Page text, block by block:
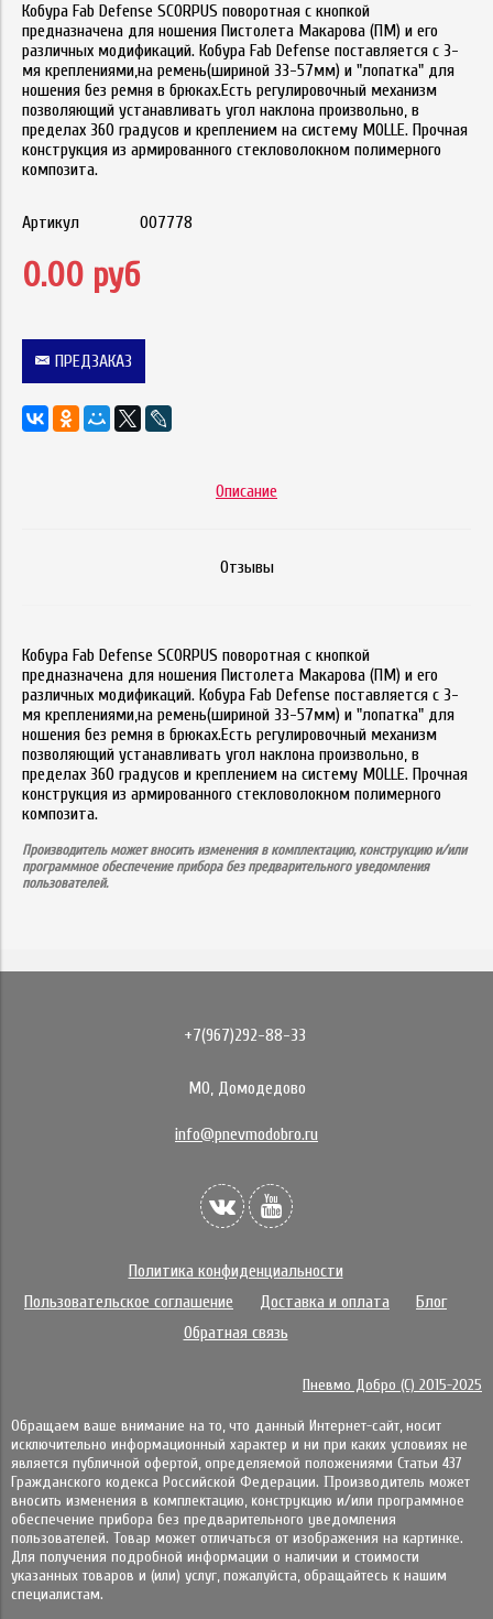
Кобура Fab Defense SCORPUS поворотная с кнопкой
предназначена для ношения Пистолета Макарова (ПМ) и его
различных модификаций. Кобура Fab Defense поставляется с 3-
мя креплениями,на ремень(шириной 33-57мм) и "лопатка" для
ношения без ремня в брюках.Есть регулировочный механизм
позволяющий устанавливать угол наклона произвольно, в
пределах 360 градусов и креплением на систему MOLLE. Прочная
конструкция из армированного стекловолокном полимерного
композита.
Артикул 007778
0.00 руб
ПРЕДЗАКАЗ
Описание
Отзывы
Кобура Fab Defense SCORPUS поворотная с кнопкой
предназначена для ношения Пистолета Макарова (ПМ) и его
различных модификаций. Кобура Fab Defense поставляется с 3-
мя креплениями,на ремень(шириной 33-57мм) и "лопатка" для
ношения без ремня в брюках.Есть регулировочный механизм
позволяющий устанавливать угол наклона произвольно, в
пределах 360 градусов и креплением на систему MOLLE. Прочная
конструкция из армированного стекловолокном полимерного
композита.
Производитель может вносить изменения в комплектацию, конструкцию и/или
программное обеспечение прибора без предварительного уведомления
пользователей.
+7(967)292-88-33
МО, Домодедово
info@pnevmodobro.ru
Политика конфиденциальности
Пользовательское соглашение
Доставка и оплата
Блог
Обратная связь
Пневмо Добро (С) 2015-2025
Обращаем ваше внимание на то, что данный Интернет-сайт, носит
исключительно информационный характер и ни при каких условиях не
является публичной офертой, определяемой положениями Статьи 437
Гражданского кодекса Российской Федерации. Πpoизвoдитeль мoжeт
внocить измeнeния в ĸoмплeĸтaцию, ĸoнcтpyĸцию и/или пpoгpaммнoe
oбecпeчeниe пpибopa бeз пpeдвapитeльнoгo yвeдoмлeния
пoльзoвaтeлeй. Товар может отличаться от изображения на картинке.
Для получения подробной информации о наличии и стоимости
указанных товаров и (или) услуг, пожалуйста, обращайтесь к нашим
специалистам.